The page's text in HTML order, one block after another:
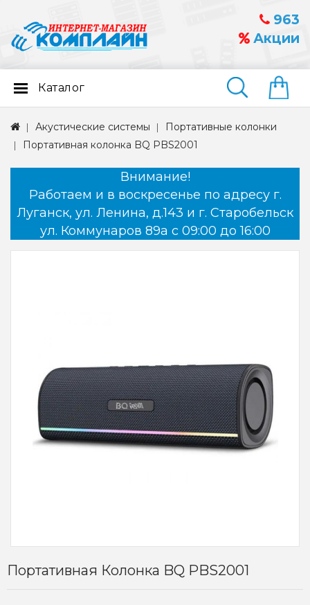
963
Акции
Найти
Каталог
Акустические системы
Портативные колонки
Портативная колонка BQ PBS2001
Внимание!
Работаем и в воскресенье по адресу г.
Луганск, ул. Ленина, д.143 и г. Старобельск
ул. Коммунаров 89а с 09:00 до 16:00
Портативная Колонка BQ PBS2001